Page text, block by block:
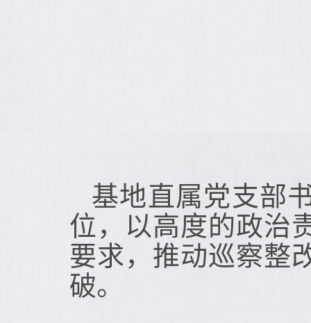
基地直属党支部
位，以高度的政治
要求，推动巡察整
破。